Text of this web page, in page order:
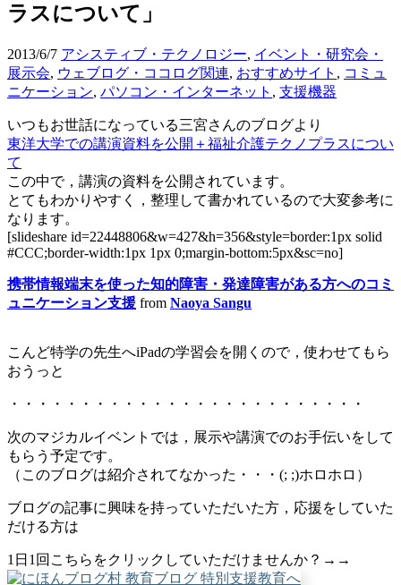
ラスについて」
2013/6/7 アシスティブ・テクノロジー, イベント・研究会・
展示会, ウェブログ・ココログ関連, おすすめサイト , コミュ
ニケーション, パソコン・インターネット , 支援機器
いつもお世話になっている三宮さんのブログより
東洋大学での講演資料を公開＋福祉介護テクノプラスについ
て
この中で，講演の資料を公開されています。
とてもわかりやすく，整理して書かれているので大変参考に
なります。
[slideshare id=22448806&w=427&h=356&style=border:1px solid
#CCC;border-width:1px 1px 0;margin-bottom:5px&sc=no]
携帯情報端末を使った知的障害・発達障害がある方へのコミ
ュニケーション支援 from Naoya Sangu
こんど特学の先生へiPadの学習会を開くので，使わせてもら
おうっと
・・・・・・・・・・・・・・・・・・・・・・・・・
次のマジカルイベントでは，展示や講演でのお手伝いをして
もらう予定です。
（このブログは紹介されてなかった・・・(; ;)ホロホロ）
ブログの記事に興味を持っていただいた方，応援をしていた
だける方は
1日1回こちらをクリックしていただけませんか？→→